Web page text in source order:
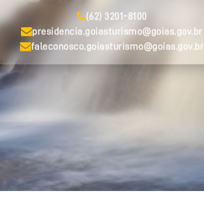
(62) 3201-8100
presidencia.goiasturismo@goias.gov.br
faleconosco.goiasturismo@goias.gov.br